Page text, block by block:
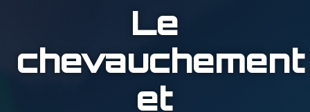
Le
chevauchement
et